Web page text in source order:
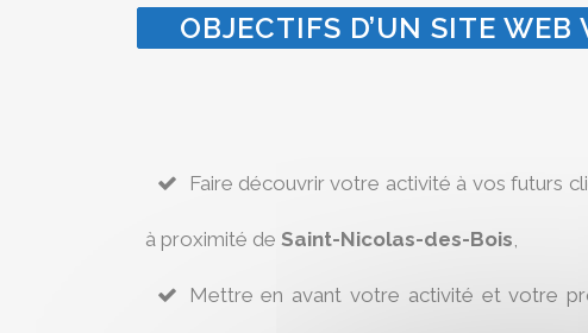
OBJECTIFS D’UN SITE WEB
Faire découvrir votre activité à vos futurs
à proximité de Saint-Nicolas-des-Bois
Mettre en avant votre activité et votre